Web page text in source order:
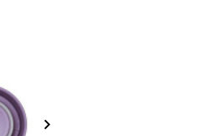
keyboard_arrow_right